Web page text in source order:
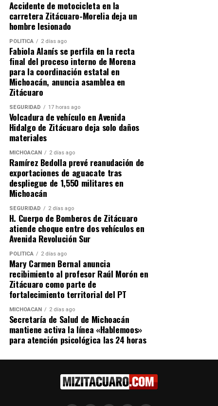
Durante los encuentros, las autoridades presentaron
aspectos históricos y simbólicos de la región ante
representantes diplomáticos de Türkiye, Kuwait,
Ucrania, Kazajstán, Corea, Jamaica, Vietnam,
Azerbaiyán, República Checa, Suiza, Líbano, Polonia,
Armenia y Bangladesh.
mizitacuaro.
Comparte con:
Me gusta esto:
Establece Alfredo Ramírez Bedolla compromisos por la
niñez en encuentro regional
Accidente de motocicleta en la
carretera Zitácuaro-Morelia deja un
hombre lesionado
POLÍTICA 2 días ago
Fabiola Alanís se perfila en la recta
final del proceso interno de Morena
para la coordinación estatal en
Michoacán, anuncia asamblea en
Zitácuaro
SEGURIDAD 17 horas ago
Volcadura de vehículo en Avenida
Hidalgo de Zitácuaro deja solo daños
materiales
MICHOACÁN 2 días ago
Ramírez Bedolla prevé reanudación de
exportaciones de aguacate tras
despliegue de 1,550 militares en
Michoacán
SEGURIDAD 2 días ago
H. Cuerpo de Bomberos de Zitácuaro
atiende choque entre dos vehículos en
Avenida Revolución Sur
POLÍTICA 2 días ago
Mary Carmen Bernal anuncia
recibimiento al profesor Raúl Morón en
Zitácuaro como parte de
fortalecimiento territorial del PT
MICHOACÁN 2 días ago
Secretaría de Salud de Michoacán
mantiene activa la línea «Hablemoos»
para atención psicológica las 24 horas